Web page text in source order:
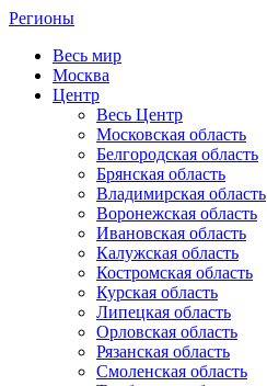
Регионы
Весь мир
Москва
Центр
Весь Центр
Московская область
Белгородская область
Брянская область
Владимирская область
Воронежская область
Ивановская область
Калужская область
Костромская область
Курская область
Липецкая область
Орловская область
Рязанская область
Смоленская область